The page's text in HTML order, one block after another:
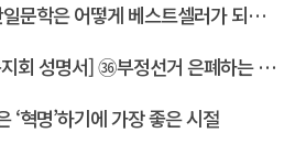
학은 어떻게 베스트셀러가 되는가?
㊱부정선거 은폐하는 윤상현 의원은 즉각 사퇴하라!
‘혁명’하기에 가장 좋은 시절